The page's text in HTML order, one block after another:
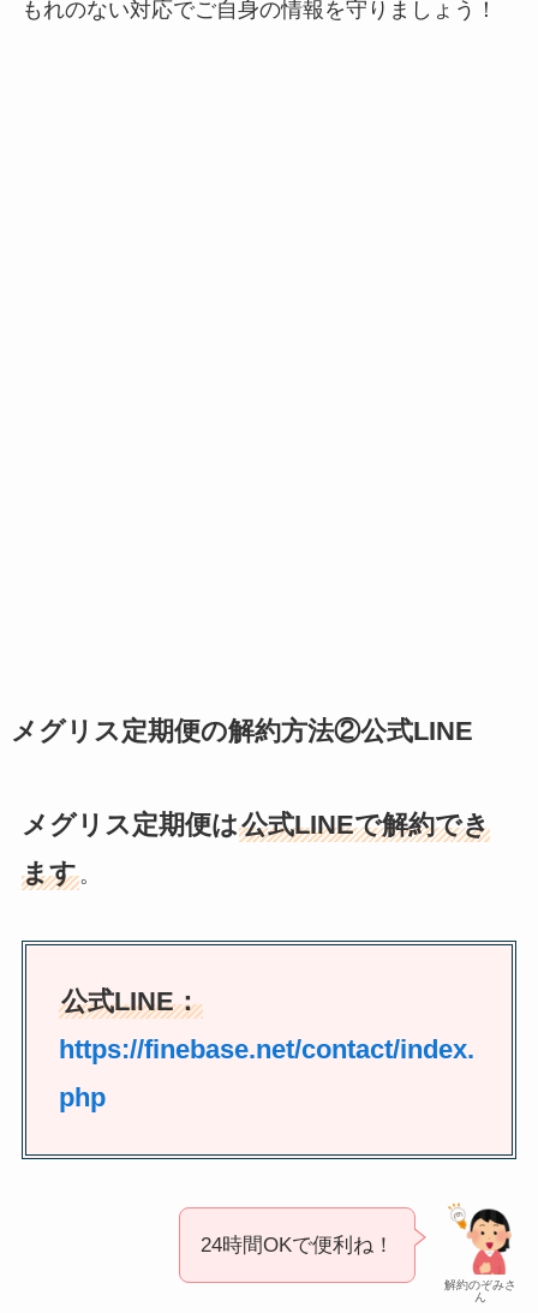
もれのない対応でご自身の情報を守りましょう！
メグリス定期便の解約方法②公式LINE
メグリス定期便は公式LINEで解約でき
ます。
公式LINE：
https://finebase.net/contact/index.
php
解約のぞみさ
ん
24時間OKで便利ね！